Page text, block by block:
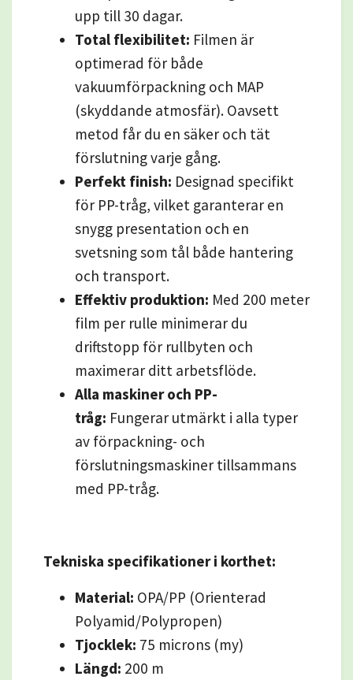
upp till 30 dagar.
Total flexibilitet: Filmen är
optimerad för både
vakuumförpackning och MAP
(skyddande atmosfär). Oavsett
metod får du en säker och tät
förslutning varje gång.
Perfekt finish: Designad specifikt
för PP-tråg, vilket garanterar en
snygg presentation och en
svetsning som tål både hantering
och transport.
Effektiv produktion: Med 200 meter
film per rulle minimerar du
driftstopp för rullbyten och
maximerar ditt arbetsflöde.
Alla maskiner och PP-
tråg: Fungerar utmärkt i alla typer
av förpackning- och
förslutningsmaskiner tillsammans
med PP-tråg.
Tekniska specifikationer i korthet:
Material: OPA/PP (Orienterad
Polyamid/Polypropen)
Tjocklek: 75 microns (my)
Längd: 200 m